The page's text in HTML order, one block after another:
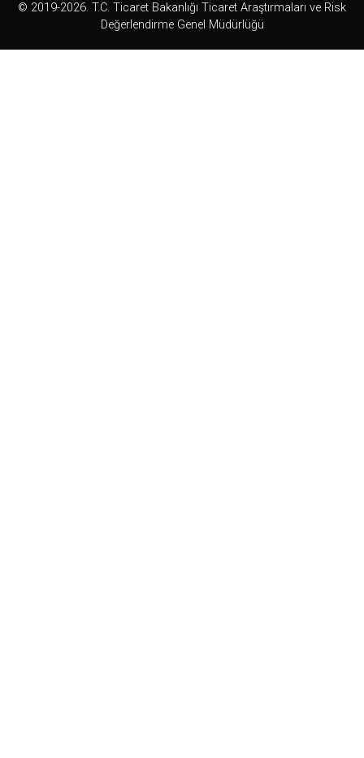
© 2019-2026. T.C. Ticaret Bakanlığı Ticaret Araştırmaları ve Risk
Değerlendirme Genel Müdürlüğü